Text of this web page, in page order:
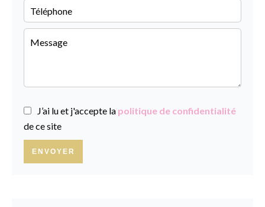
J’ai lu et j'accepte la politique de confidentialité
de ce site
ENVOYER